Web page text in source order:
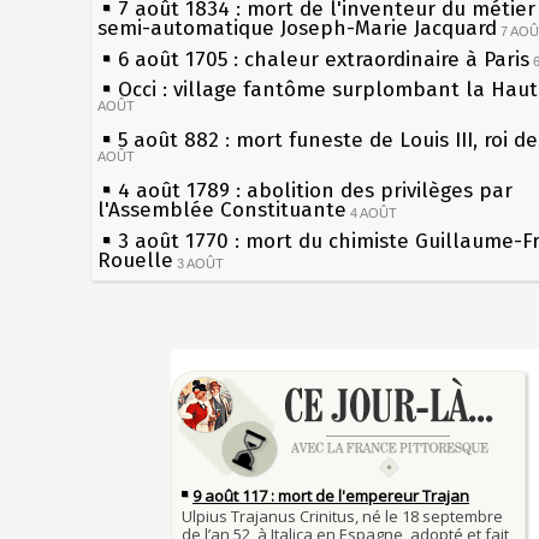
7 août 1834 : mort de l'inventeur du
semi-automatique Joseph-Marie Jacquard 7
6 août 1705 : chaleur extraordinaire à Paris
Occi : village fantôme surplombant la
AOÛT
5 août 882 : mort funeste de Louis III, roi
AOÛT
4 août 1789 : abolition des privilèges par
l'Assemblée Constituante 4 AOÛT
3 août 1770 : mort du chimiste Guillaume-
Rouelle 3 AOÛT
Musée Jean de La Fontaine : réouverture
1er août 1589 : Henri III est poignardé à
par Jacques Clément, moine jacobin 1ER AOÛT
31 juillet 1899 : décret instaurant les
boîtes aux lettres en fonte de Léon Mougeot
30 juillet 1918 : mort d'Auguste Poulain,
Chocolat Poulain 30 JUILLET
les siècles
27 mai 1610 : supplice de François
du roi Henri IV
Pierre qui roule n'amasse pas mousse
Qui aime bien châtie bien
Tout vient à point à qui sait attendre
François II (né le 19 janvier 1544, mort le 5